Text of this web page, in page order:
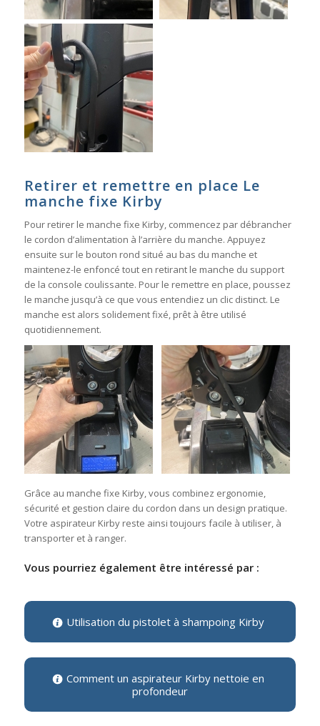
Retirer et remettre en place Le
manche fixe Kirby
Pour retirer le manche fixe Kirby, commencez par débrancher
le cordon d’alimentation à l’arrière du manche. Appuyez
ensuite sur le bouton rond situé au bas du manche et
maintenez-le enfoncé tout en retirant le manche du support
de la console coulissante. Pour le remettre en place, poussez
le manche jusqu’à ce que vous entendiez un clic distinct. Le
manche est alors solidement fixé, prêt à être utilisé
quotidiennement.
Grâce au manche fixe Kirby, vous combinez ergonomie,
sécurité et gestion claire du cordon dans un design pratique.
Votre aspirateur Kirby reste ainsi toujours facile à utiliser, à
transporter et à ranger.
Vous pourriez également être intéressé par :
Utilisation du pistolet à shampoing Kirby
Comment un aspirateur Kirby nettoie en
profondeur